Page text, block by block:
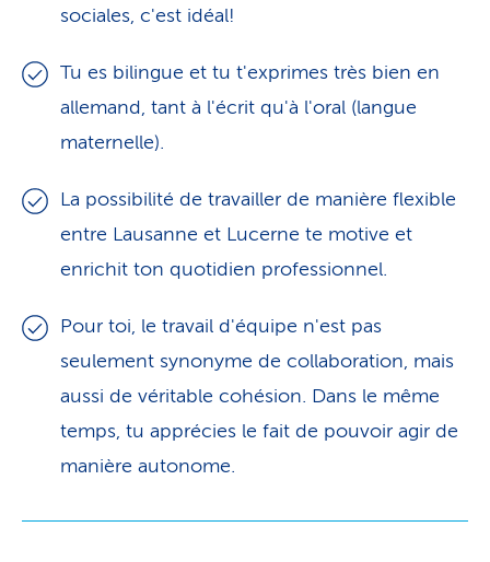
sociales, c'est idéal!
Tu es bilingue et tu t'exprimes très bien en
allemand, tant à l'écrit qu'à l'oral (langue
maternelle).
La possibilité de travailler de manière flexible
entre Lausanne et Lucerne te motive et
enrichit ton quotidien professionnel.
Pour toi, le travail d'équipe n'est pas
seulement synonyme de collaboration, mais
aussi de véritable cohésion. Dans le même
temps, tu apprécies le fait de pouvoir agir de
manière autonome.